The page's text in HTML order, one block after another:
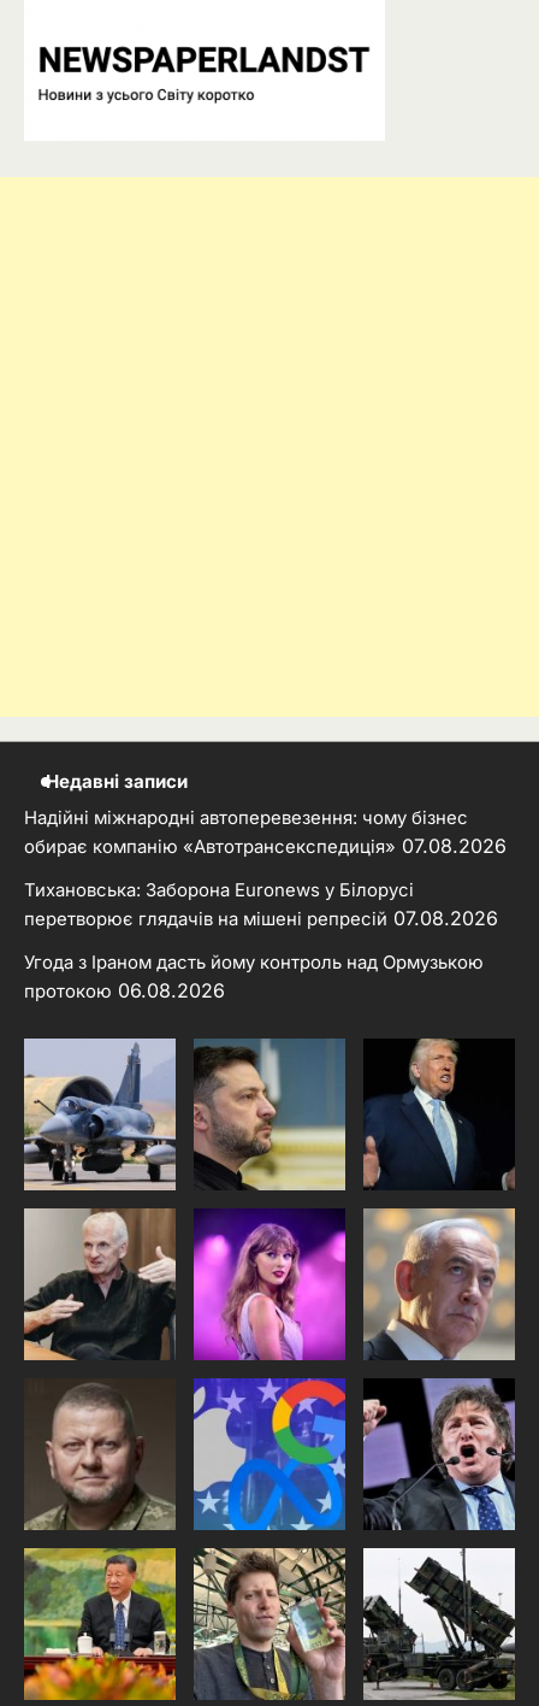
Недавні записи
Надійні міжнародні автоперевезення: чому бізнес
обирає компанію «Автотрансекспедиція» 07.08.2026
Тихановська: Заборона Euronews у Білорусі
перетворює глядачів на мішені репресій 07.08.2026
Угода з Іраном дасть йому контроль над Ормузькою
протокою 06.08.2026